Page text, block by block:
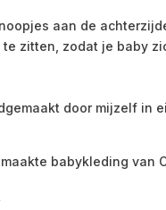
aan de
zitten, zodat je baby
door mijzelf in
babykleding